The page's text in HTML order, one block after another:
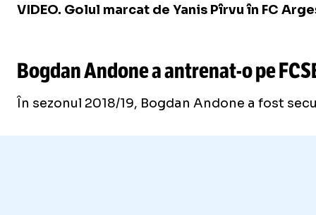
VIDEO. Golul marcat de Yanis Pîrvu în FC
Unmute
Bogdan Andone aantrenat-ope
În sezonul 2018/19, Bogdan Andone a fost